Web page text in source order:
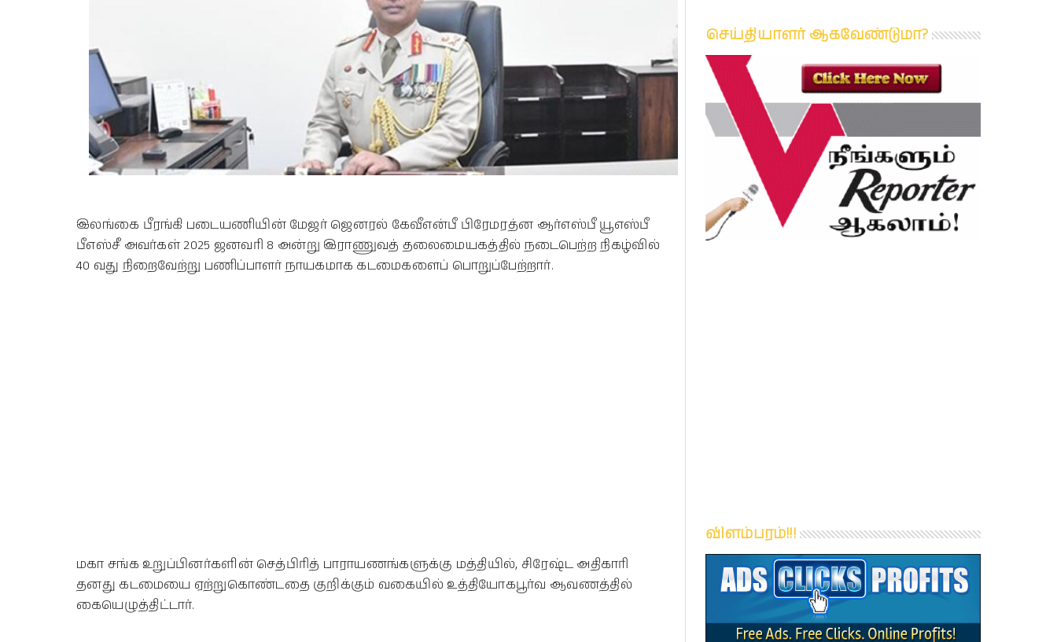
இலங்கை பீரங்கி படையணியின் மேஜர் ஜெனரல் கேவீஎன்பீ பிரேமரத்ன ஆர்எஸ்பீ யூஎஸ்பீ
பீஎஸ்சீ அவர்கள் 2025 ஜனவரி 8 அன்று இராணுவத் தலைமையகத்தில் நடைபெற்ற நிகழ்வில்
40 வது நிறைவேற்று பணிப்பாளர் நாயகமாக கடமைகளைப் பொறுப்பேற்றார்.
மகா சங்க உறுப்பினர்களின் செத்பிரித் பாராயணங்களுக்கு மத்தியில், சிரேஷ்ட அதிகாரி
தனது கடமையை ஏற்றுகொண்டதை குறிக்கும் வகையில் உத்தியோகபூர்வ ஆவணத்தில்
கையெழுத்திட்டார்.
செய்தியாளர் ஆகவேண்டுமா?
விளம்பரம்!!!